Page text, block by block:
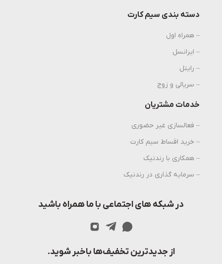
دسته بندی سیم کارت
– همراه اول
– ایرانسل
– رایتل
– سریالی و زوج
خدمات مشتریان
– فعالسازی غیر حضوری
– خرید اقساط سیم کارت
– همکاری با رندنیک
– سرمایه گذاری در رندنیک
در شبکه های اجتماعی با ما همراه باشید
از جدیدترین تخفیف‌ها باخبر شوید.